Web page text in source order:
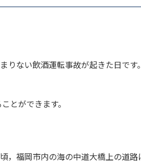
りない飲酒運転事故が起きた日です
とができます。
，福岡市内の海の中道大橋上の道